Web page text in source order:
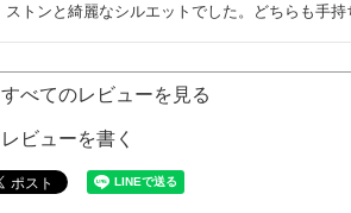
ストンと綺麗なシルエットでした。どちらも手
すべてのレビューを見る
レビューを書く